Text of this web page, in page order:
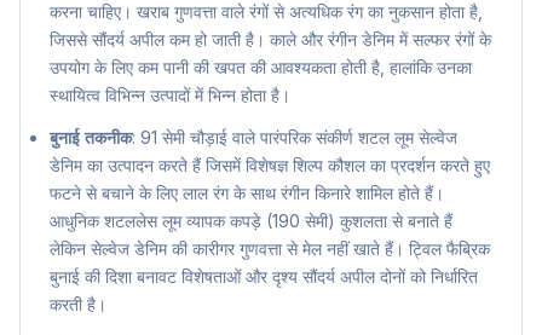
करना चाहिए। खराब गुणवत्ता वाले रंगों से अत्यधिक रंग का नुकसान होता है,
जिससे सौंदर्य अपील कम हो जाती है। काले और रंगीन डेनिम में सल्फर रंगों के
उपयोग के लिए कम पानी की खपत की आवश्यकता होती है, हालांकि उनका
स्थायित्व विभिन्न उत्पादों में भिन्न होता है।
बुनाई तकनीक: 91 सेमी चौड़ाई वाले पारंपरिक संकीर्ण शटल लूम सेल्वेज
डेनिम का उत्पादन करते हैं जिसमें विशेषज्ञ शिल्प कौशल का प्रदर्शन करते हुए
फटने से बचाने के लिए लाल रंग के साथ रंगीन किनारे शामिल होते हैं।
आधुनिक शटललेस लूम व्यापक कपड़े (190 सेमी) कुशलता से बनाते हैं
लेकिन सेल्वेज डेनिम की कारीगर गुणवत्ता से मेल नहीं खाते हैं। ट्विल फैब्रिक
बुनाई की दिशा बनावट विशेषताओं और दृश्य सौंदर्य अपील दोनों को निर्धारित
करती है।